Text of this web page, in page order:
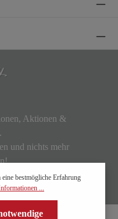
Aktionen &
und nichts mehr
bestmögliche Erfahrung
...